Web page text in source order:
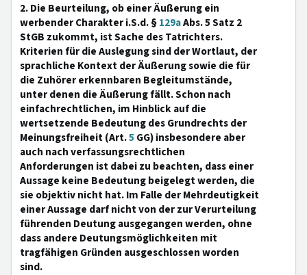
2. Die Beurteilung, ob einer Äußerung ein
werbender Charakter i.S.d. §129aAbs. 5 Satz 2
StGB zukommt, ist Sache des Tatrichters.
Kriterien für die Auslegung sind der Wortlaut, der
sprachliche Kontext der Äußerung sowie die für
die Zuhörer erkennbaren Begleitumstände,
unter denen die Äußerung fällt. Schon nach
einfachrechtlichen, im Hinblick auf die
wertsetzende Bedeutung des Grundrechts der
Meinungsfreiheit (Art.5 GG) insbesondere aber
auch nach verfassungsrechtlichen
Anforderungen ist dabei zu beachten, dass einer
Aussage keine Bedeutung beigelegt werden, die
sie objektiv nicht hat. Im Falle der Mehrdeutigkeit
einer Aussage darf nicht von der zur Verurteilung
führenden Deutung ausgegangen werden, ohne
dass andere Deutungsmöglichkeiten mit
tragfähigen Gründen ausgeschlossen worden
sind.